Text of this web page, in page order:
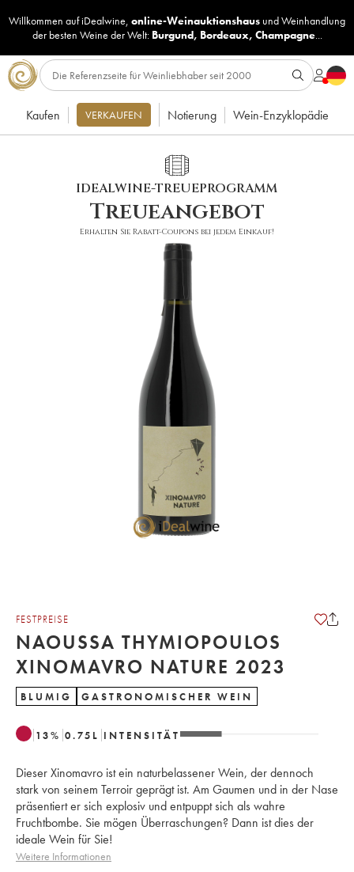
Willkommen auf iDealwine, online-Weinauktionshaus undWeinhandlung
der besten Weine der Welt: Burgund, Bordeaux, Champagne...
Kaufen VERKAUFEN Notierung Wein-Enzyklopädie
IDEALWINE-TREUEPROGRAMM
Treueangebot
Erhalten Sie Rabatt-Coupons bei jedem Einkauf!
FESTPREISE
NAOUSSA THYMIOPOULOS
XINOMAVRO NATURE 2023
BLUMIG GASTRONOMISCHER WEIN
13% 0.75 L INTENSITÄT
Dieser Xinomavro ist ein naturbelassener Wein, der dennoch
stark von seinem Terroir geprägt ist. Am Gaumen und in der Nase
präsentiert er sich explosiv und entpuppt sich als wahre
Fruchtbombe. Sie mögen Überraschungen? Dann ist dies der
ideale Wein für Sie!
Weitere Informationen